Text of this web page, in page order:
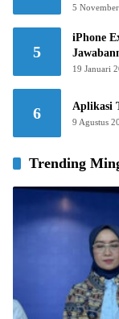
5
5
iPhone
19 Januari
6 Aplikasi
9 Agustus
Trending